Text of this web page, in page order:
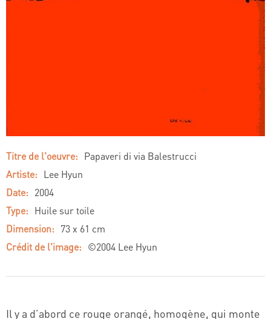
Titre de l'oeuvre: Papaveri di via Balestrucci
Artiste: Lee Hyun
Date: 2004
Type: Huile sur toile
Dimension: 73 x 61 cm
Crédit de l'image: ©2004 Lee Hyun
Il y a d’abord ce rouge orangé, homogène, qui monte